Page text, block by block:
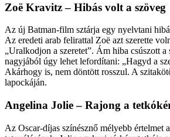
Zoë Kravitz – Hibás volt a szöveg
Az új Batman-film sztárja egy nyelvtani
Az eredeti arab felirattal Zoë azt szerette
„Uralkodjon a szeretet”. Ám hiba csúszott a
nagyjából úgy lehet lefordítani: „Hagyd a
Akárhogy is, nem döntött rosszul. A
lapockáján.
Angelina Jolie – Rajong a
Az Oscar-díjas színésznő mélyebb értelmet